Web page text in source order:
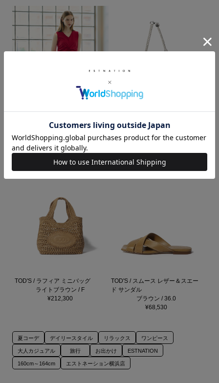
ESTNATION / アルビニ タックギ
ャザーワンピース
レッド / 36
¥30,800
blanc iris / オバリス シルバー ネッ
クレス
¥79,200
TOD'S / ラフィア ミニバッグ
ライトブラウン / F
¥212,300
TOD'S / スムース レザー＆スエー
ド サンダル
ブラウン / 36.0
¥68,530
夏コーデ デイリースタイル リラックス ワンピース
大人カジュアル 旅行 お出かけ ESTNATION
160cm～164cm エストネーション横浜店